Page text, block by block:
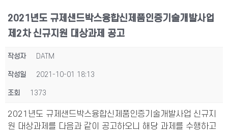
2021년도 규제샌드박스융합신제품인증기술개발사업
제2차 신규지원 대상과제 공고
작성자 DATM
작성일 2021-10-01 18:13
조회 1373
2021년도 규제샌드박스융합신제품인증기술개발사업 신규지
원 대상과제를 다음과 같이 공고하오니 해당 과제를 수행하고